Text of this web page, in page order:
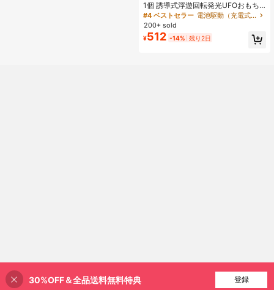
1個 誘導式浮遊回転発光UFOおもち
ゃ、2つのプレイモード - 飛行&デス
クトップ上の回転、クールなライ
ト、室内/屋外、教育的&ストレス解
消おもちゃ 3歳以上、手頃な価格の
#4 ベストセラー
電池駆動（充電式バッテリー） 子供向けインタラクティブゲーム
200+ sold
¥512 -14% 残り2日
買い物かごに追加
30%OFF＆全品送料無料特典 登録